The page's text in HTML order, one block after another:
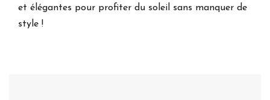
et élégantes pour profiter du soleil sans manquer de
style !